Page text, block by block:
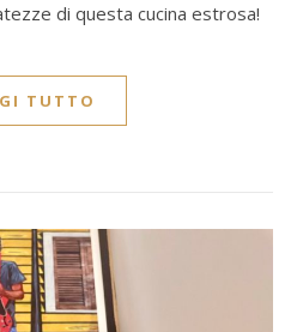
di questa cucina estrosa!
TUTTO